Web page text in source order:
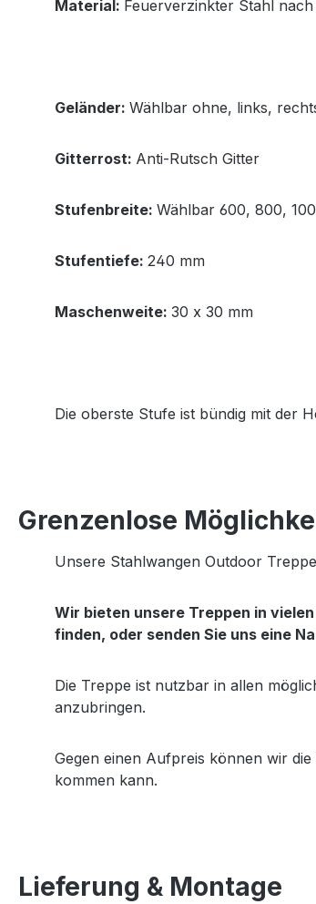
Material: Feuerverzinkter Stahl
Geländer: Wählbar ohne, links,
Gitterrost: Anti-Rutsch Gitter
Stufenbreite: Wählbar 600, 800,
Stufentiefe: 240 mm
Maschenweite: 30 x 30 mm
Die oberste Stufe ist bündig mit der
Grenzenlose
Unsere Stahlwangen Outdoor
Wir bieten unsere Treppen in
finden, oder senden Sie uns eine
Die Treppe ist nutzbar in allen
anzubringen.
Gegen einen Aufpreis können wir
kommen kann.
Lieferung & Montage